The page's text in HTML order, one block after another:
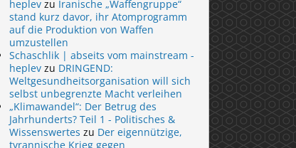
heplev zu Iranische „Waffengruppe“
stand kurz davor, ihr Atomprogramm
auf die Produktion von Waffen
umzustellen
Schaschlik | abseits vom mainstream -
heplev zu DRINGEND:
Weltgesundheitsorganisation will sich
selbst unbegrenzte Macht verleihen
„Klimawandel“: Der Betrug des
Jahrhunderts? Teil 1 - Politisches &
Wissenswertes zu Der eigennützige,
tyrannische Krieg gegen